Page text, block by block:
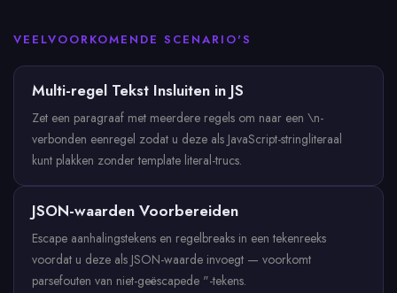
VEELVOORKOMENDE SCENARIO'S
Multi-regel Tekst Insluiten in JS
Zet een paragraaf met meerdere regels om naar een \n-
verbonden eenregel zodat u deze als JavaScript-stringliteraal
kunt plakken zonder template literal-trucs.
JSON-waarden Voorbereiden
Escape aanhalingstekens en regelbreaks in een tekenreeks
voordat u deze als JSON-waarde invoegt — voorkomt
parsefouten van niet-geëscapede "-tekens.